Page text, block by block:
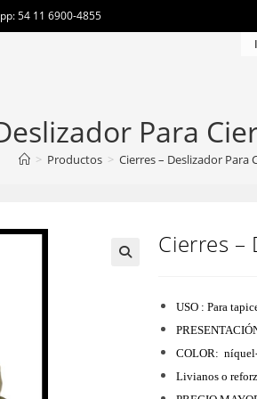
54 11 6900-4855
Para
> Productos > Cierres – Deslizador Para
Cierres –
USO : Para
COLOR:
Livianos o